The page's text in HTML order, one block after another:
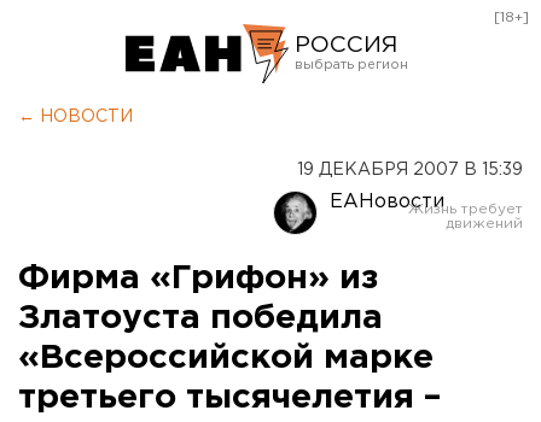
РОССИЯ
Оренбург
[18+]
← НОВОСТИ
19 ДЕКАБРЯ 2007 В 15:39
ЕАНовости
Фирма «Грифон» из
Златоуста победила
«Всероссийской марке
третьего тысячелетия –